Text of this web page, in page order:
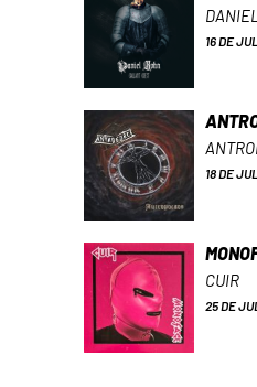
16 DE
18 DE
CUIR
25 DE